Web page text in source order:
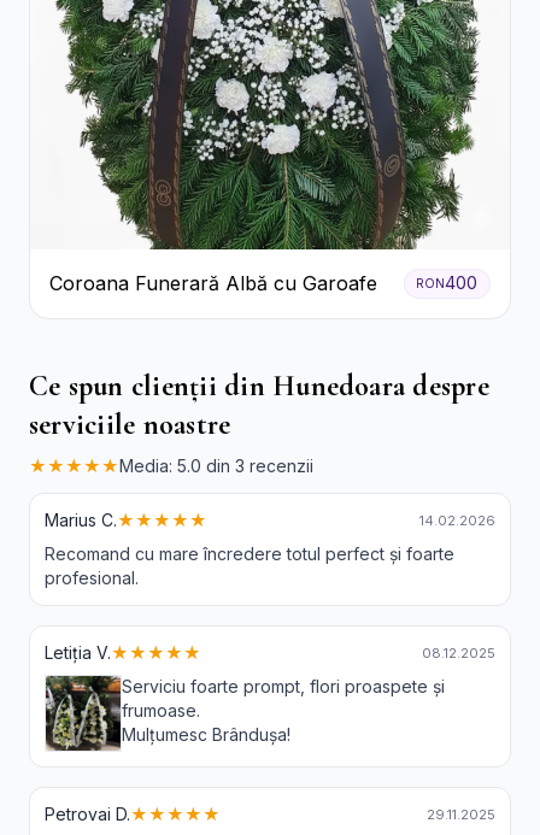
Coroana Funerară Albă cu Garoafe RON400
Ce spun clienții din Hunedoara despre
serviciile noastre
★★★★★Media: 5.0 din 3 recenzii
Marius C.★★★★★ 14.02.2026
Recomand cu mare încredere totul perfect și foarte
profesional.
Letiția V.★★★★★ 08.12.2025
Serviciu foarte prompt, flori proaspete și
frumoase.
Mulțumesc Brândușa!
Petrovai D.★★★★★ 29.11.2025